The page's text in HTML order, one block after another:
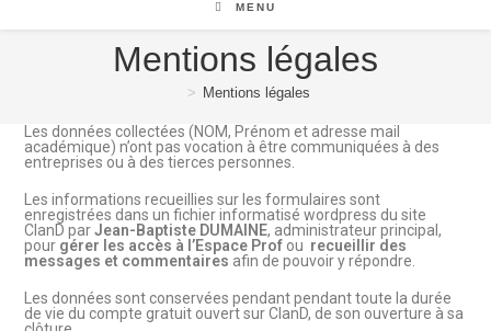
MENU
Mentions légales
> Mentions légales
Les données collectées (NOM, Prénom et adresse mail
académique) n’ont pas vocation à être communiquées à des
entreprises ou à des tierces personnes.
Les informations recueillies sur les formulaires sont
enregistrées dans un fichier informatisé wordpress du site
ClanD parJean-Baptiste DUMAINE, administrateur principal,
pour gérer les accès à l’Espace Prof ou recueillir des
messages et commentaires afin de pouvoir y répondre.
Les données sont conservées pendant pendant toute la durée
de vie du compte gratuit ouvert sur ClanD, de son ouverture à sa